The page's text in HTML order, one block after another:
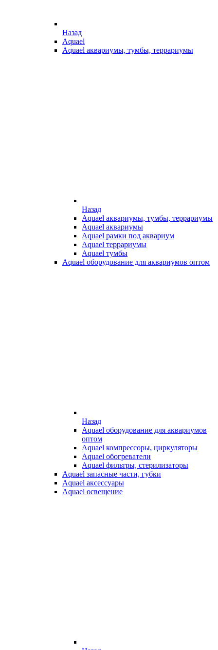
Назад
Aquael
Aquael аквариумы, тумбы, террариумы
Назад
Aquael аквариумы, тумбы, террариумы
Aquael аквариумы
Aquael рамки под аквариум
Aquael террариумы
Aquael тумбы
Aquael оборудование для аквариумов оптом
Назад
Aquael оборудование для аквариумов
оптом
Aquael компрессоры, циркуляторы
Aquael обогреватели
Aquael фильтры, стерилизаторы
Aquael запасные части, губки
Aquael аксессуары
Aquael освещение